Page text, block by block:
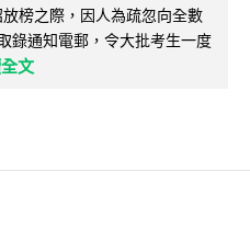
榜之際，因人為疏忽向全數
錄通知電郵，令大批考生一度
文